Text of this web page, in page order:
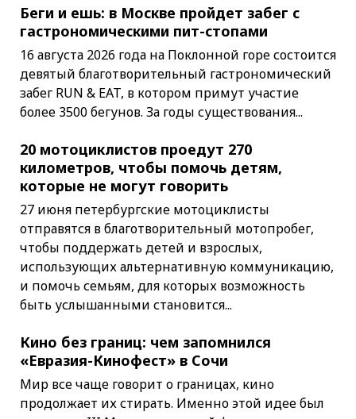
Беги и ешь: в Москве пройдет забег с
гастрономическими пит-стопами
16 августа 2026 года на Поклонной горе состоится
девятый благотворительный гастрономический
забег RUN & EAT, в котором примут участие
более 3500 бегунов. За годы существования...
20 мотоциклистов проедут 270
километров, чтобы помочь детям,
которые не могут говорить
27 июня петербургские мотоциклисты
отправятся в благотворительный мотопробег,
чтобы поддержать детей и взрослых,
использующих альтернативную коммуникацию,
и помочь семьям, для которых возможность
быть услышанными становится...
Кино без границ: чем запомнился
«Евразия-Кинофест» в Сочи
Мир все чаще говорит о границах, кино
продолжает их стирать. Именно этой идее был